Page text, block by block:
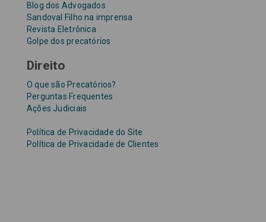
Blog dos Advogados
Sandoval Filho na imprensa
Revista Eletrônica
Golpe dos precatórios
Direito
O que são Precatórios?
Perguntas Frequentes
Ações Judiciais
Política de Privacidade do Site
Política de Privacidade de Clientes